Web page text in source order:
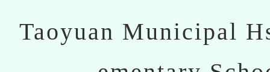
Taoyuan Municipal